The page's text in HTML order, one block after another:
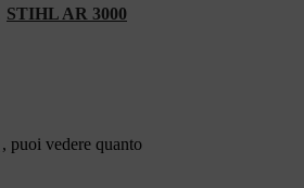
STIHL AR 3000
, puoi vedere quanto